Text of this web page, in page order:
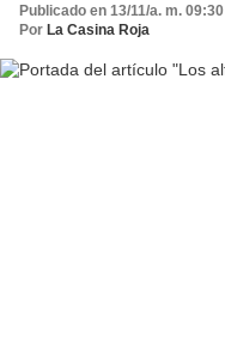
Publicado en 13/11/a. m. 09:30
Por La Casina Roja